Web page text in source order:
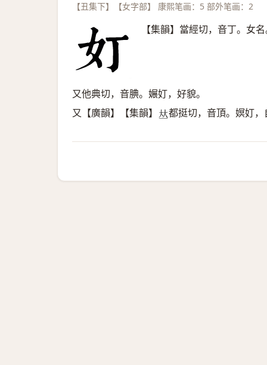
【丑集下】【女字部】 康熙笔画：5 部外笔画：2
【集韻】當經切，音丁。女
又他典切，音腆。㜊奵，好貌。
又【廣韻】【集韻】 𠀤都挺切，音頂。嫇奵，